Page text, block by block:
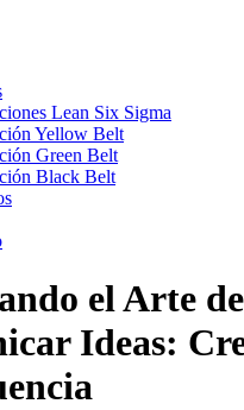
Lean Six Sigma
Yellow Belt
Green Belt
Black Belt
el Arte de
Ideas: